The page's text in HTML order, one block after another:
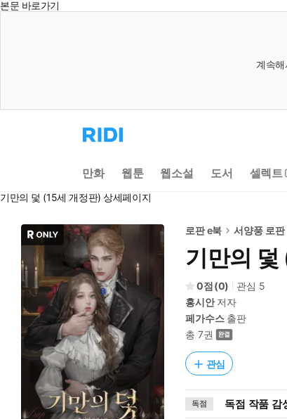
본문 바로가기
계속
리
디
으
로
동
만화 웹툰 웹소설 도서 셀렉트
기만의 덫 (15세 개정판) 상세페이지
로판 e북 서양풍 로판
기만의
0 (0) 관심 5
홍시안저자
페가수스출판
총 7권
관심
독점 독점 작품 감